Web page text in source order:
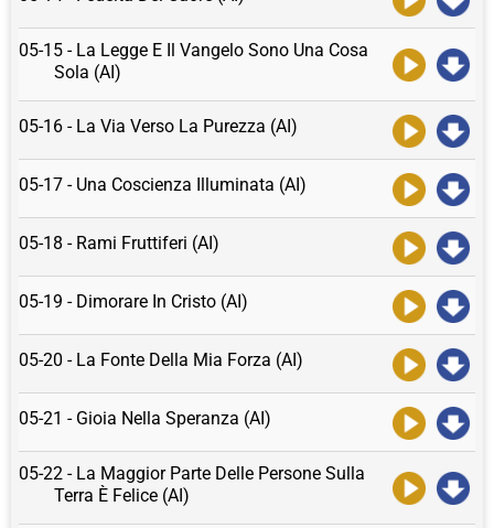
05-15 - La Legge E Il Vangelo Sono Una Cosa
Sola (AI)
05-16 - La Via Verso La Purezza (AI)
05-17 - Una Coscienza Illuminata (AI)
05-18 - Rami Fruttiferi (AI)
05-19 - Dimorare In Cristo (AI)
05-20 - La Fonte Della Mia Forza (AI)
05-21 - Gioia Nella Speranza (AI)
05-22 - La Maggior Parte Delle Persone Sulla
Terra È Felice (AI)